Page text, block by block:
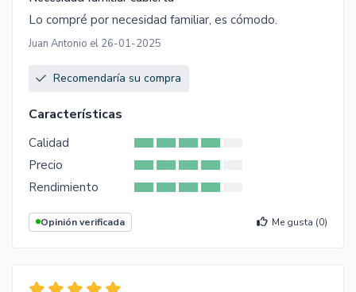
Lo compré por necesidad familiar, es cómodo.
Juan Antonio el 26-01-2025
Recomendaría su compra
Características
Calidad
Precio
Rendimiento
Opinión verificada Me gusta (0)